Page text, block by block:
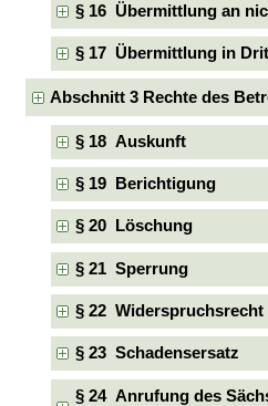
§ 16 Übermittlung an
§ 17 Übermittlung in
Abschnitt 3 Rechte des
§ 18 Auskunft
§ 19 Berichtigung
§ 20 Löschung
§ 21 Sperrung
§ 22 Widerspruchsrecht
§ 23 Schadensersatz
§ 24 Anrufung des